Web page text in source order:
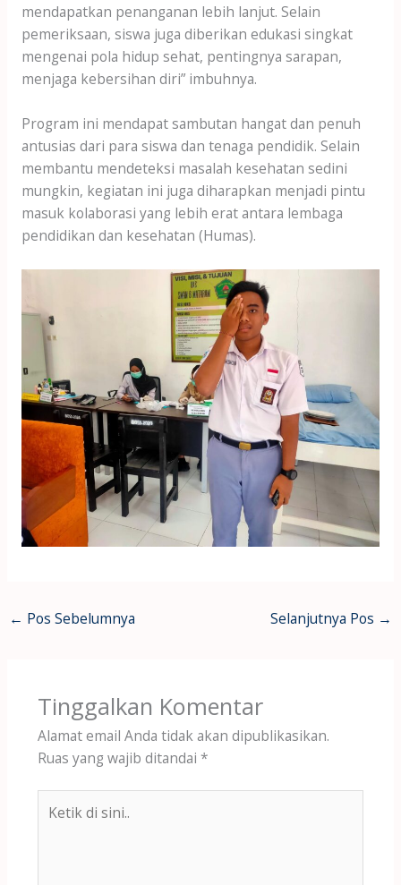
mendapatkan penanganan lebih lanjut. Selain
pemeriksaan, siswa juga diberikan edukasi singkat
mengenai pola hidup sehat, pentingnya sarapan,
menjaga kebersihan diri” imbuhnya.
Program ini mendapat sambutan hangat dan penuh
antusias dari para siswa dan tenaga pendidik. Selain
membantu mendeteksi masalah kesehatan sedini
mungkin, kegiatan ini juga diharapkan menjadi pintu
masuk kolaborasi yang lebih erat antara lembaga
pendidikan dan kesehatan (Humas).
← Pos Sebelumnya Selanjutnya Pos →
Tinggalkan Komentar
Alamat email Anda tidak akan dipublikasikan.
Ruas yang wajib ditandai *